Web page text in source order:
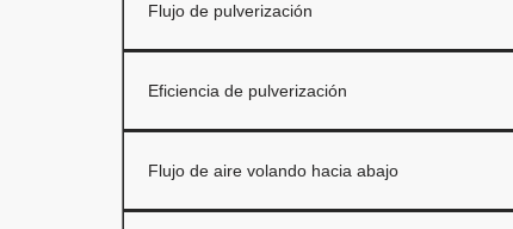
Flujo de pulverización
Eficiencia de pulverización
Flujo de aire volando hacia abajo